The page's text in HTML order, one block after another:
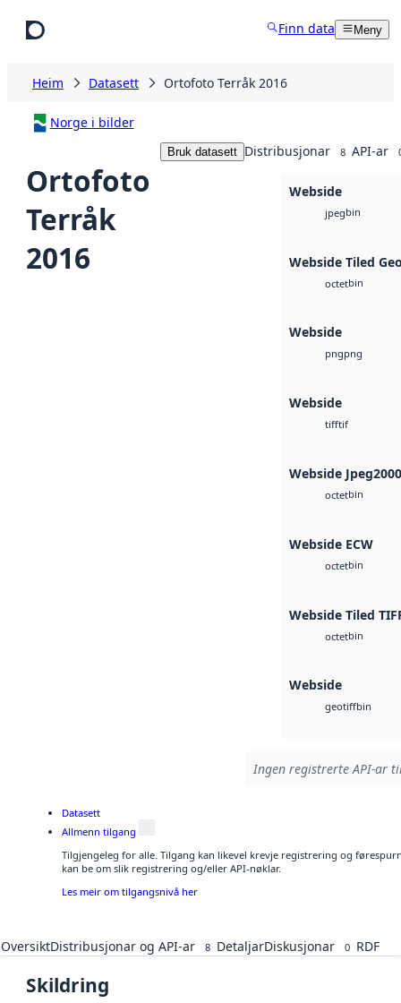
Finn data Meny
Heim Datasett Ortofoto Terråk 2016
Norge i bilder
Ortofoto
Terråk
2016
Bruk datasett Distribusjonar 8 API-ar
Webside
jpegbin
Webside Tiled
octetbin
Webside
pngpng
Webside
tifftif
Webside Jpeg2000
octetbin
Webside ECW
octetbin
Webside Tiled
octetbin
Webside
geotiffbin
Ingen registrerte API-ar
Datasett
Allmenn tilgang
Tilgjengeleg for alle. Tilgang kan likevel krevje registrering og
kan be om slik registrering og/eller API-nøklar.
Les meir om tilgangsnivå her
OversiktDistribusjonar og API-ar 8 DetaljarDiskusjonar 0 RDF
Skildring